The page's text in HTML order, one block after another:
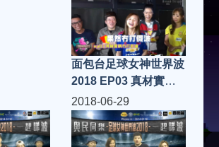
面包台足球女神世界波
2018 EP03 真材實料
冇打假波 FIFA19
2018-06-29